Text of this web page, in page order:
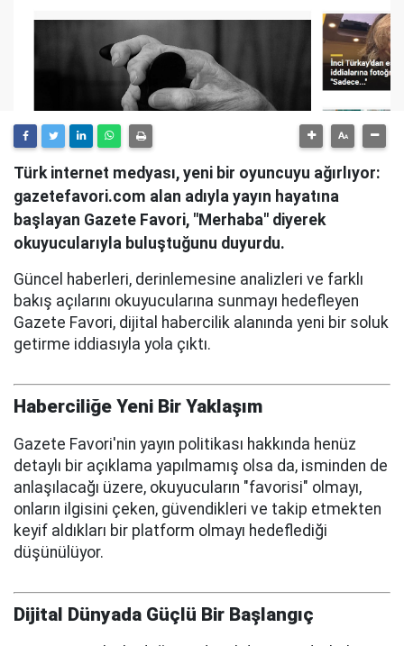
Türk internet medyası, yeni bir oyuncuyu ağırlıyor:
gazetefavori.com alan adıyla yayın hayatına
başlayan Gazete Favori, "Merhaba" diyerek
okuyucularıyla buluştuğunu duyurdu.
Güncel haberleri, derinlemesine analizleri ve farklı
bakış açılarını okuyucularına sunmayı hedefleyen
Gazete Favori, dijital habercilik alanında yeni bir soluk
getirme iddiasıyla yola çıktı.
Haberciliğe Yeni Bir Yaklaşım
Gazete Favori'nin yayın politikası hakkında henüz
detaylı bir açıklama yapılmamış olsa da, isminden de
anlaşılacağı üzere, okuyucuların "favorisi" olmayı,
onların ilgisini çeken, güvendikleri ve takip etmekten
keyif aldıkları bir platform olmayı hedeflediği
düşünülüyor.
Dijital Dünyada Güçlü Bir Başlangıç